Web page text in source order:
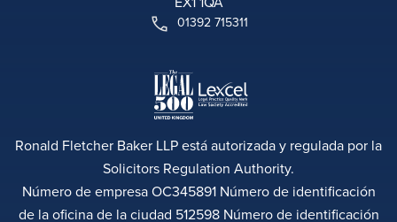
01392 715311
Ronald Fletcher Baker LLP está autorizada y regulada por la
Solicitors Regulation Authority.
Número de empresa OC345891 Número de identificación
de la oficina de la ciudad 512598 Número de identificación